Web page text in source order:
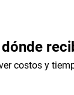
dónde
costos y